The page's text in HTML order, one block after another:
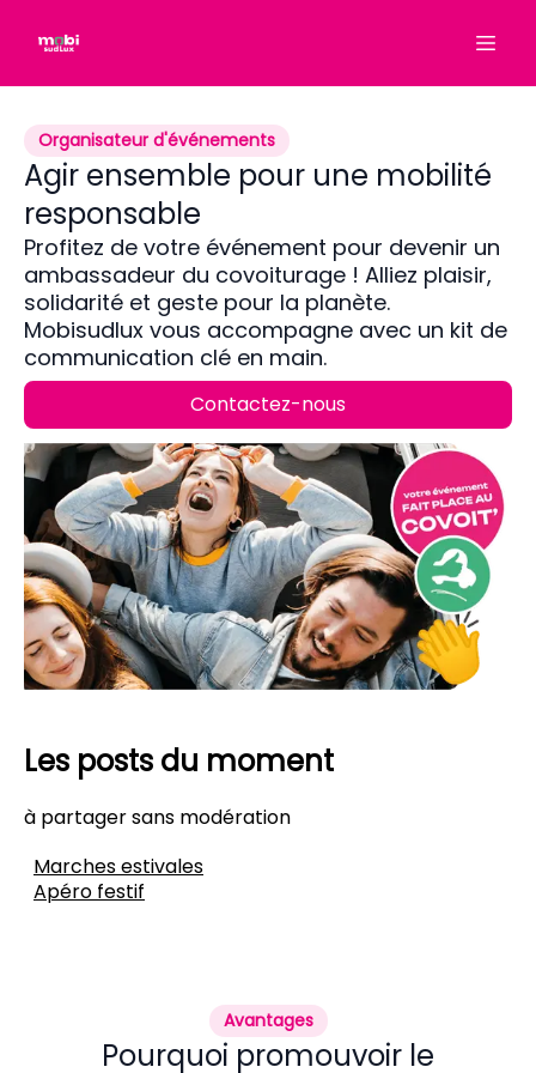
Organisateur d'événements
Agir ensemble pour une mobilité
responsable
Profitez de votre événement pour devenir un
ambassadeur du covoiturage ! Alliez plaisir,
solidarité et geste pour la planète.
Mobisudlux vous accompagne avec un kit de
communication clé en main.
Contactez-nous
Les posts du moment
à partager sans modération
Marches estivales
Apéro festif
Avantages
Pourquoi promouvoir le